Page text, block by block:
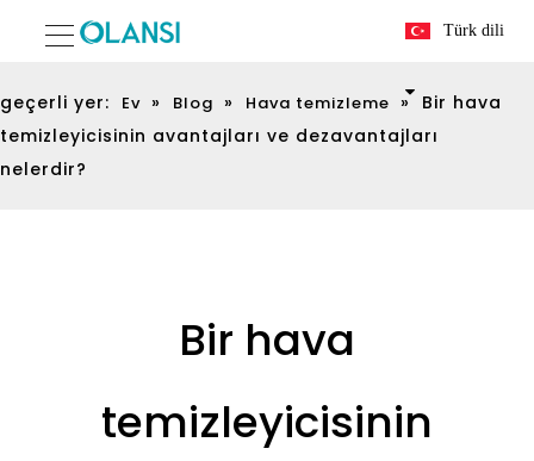
Türk dili
geçerli yer: Ev » Blog » Hava temizleme » Bir hava
temizleyicisinin avantajları ve dezavantajları
nelerdir?
Bir hava
temizleyicisinin